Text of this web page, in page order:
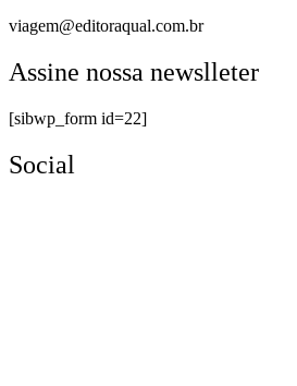
viagem@editoraqual.com.br
Assine nossa newslleter
[sibwp_form id=22]
Social